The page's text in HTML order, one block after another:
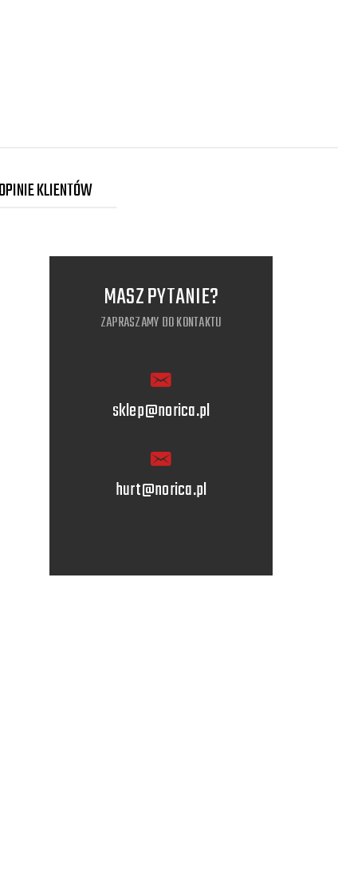
OPINIE KLIENTÓW
MASZ PYTANIE?
ZAPRASZAMY DO KONTAKTU
sklep@norica.pl
hurt@norica.pl